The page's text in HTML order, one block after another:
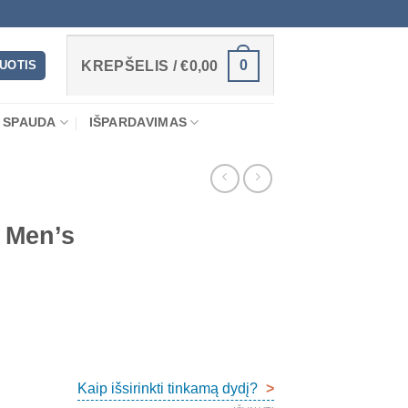
KREPŠELIS /€0,00 0
IŠPARDAVIMAS
Kaip išsirinkti tinkamą dydį? >